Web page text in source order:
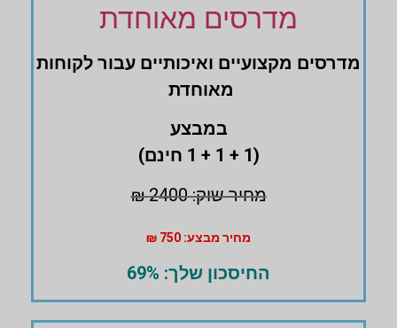
מדרסים מאוחדת
מדרסים ‏מקצועיים ואיכותיים עבור לקוחות
מאוחדת
במבצע
(1 + 1 + 1 חינם)
מחיר שוק: 2400 ₪
מחיר מבצע: 750 ₪
החיסכון שלך: 69%